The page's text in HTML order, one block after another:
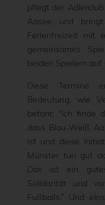
pflegt der
Aasee und
Ferienfreizeit mit
gemeinsames
beiden Spielern auf
Diese Termine
Bedeutung, wie
betont: “Ich finde
dass Blau-Weiß
ist und diese
Münster tun gut
Das ist ein
Solidarität und
Fußballs.” Und